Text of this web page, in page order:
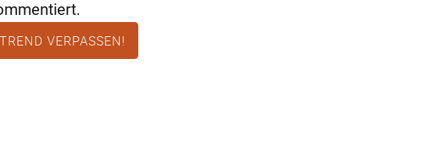
VERPASSEN!